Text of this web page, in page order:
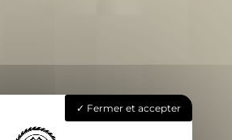
Fermer et accepter